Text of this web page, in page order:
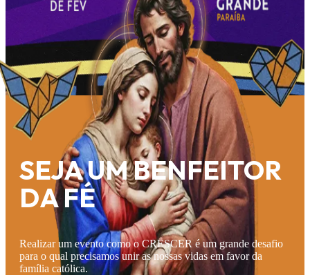
SEJA UM BENFEITOR
DA FÉ
Realizar um evento como o CRESCER é um grande desafio
para o qual precisamos unir as nossas vidas em favor da
família católica.